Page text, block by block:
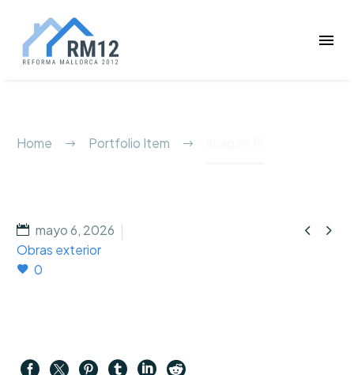
Home Portfolio Item
 
mayo 6, 2026
Obras exterior
0